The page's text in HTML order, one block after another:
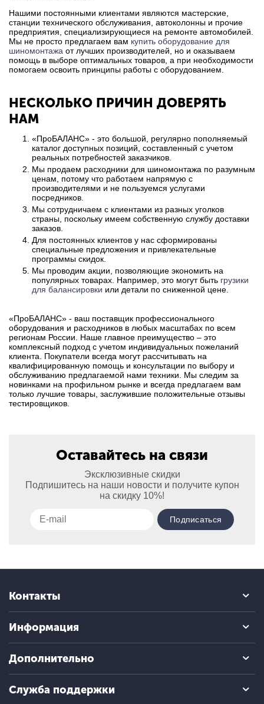
Нашими постоянными клиентами являются мастерские,
станции технического обслуживания, автоколонны и прочие
предприятия, специализирующиеся на ремонте автомобилей.
Мы не просто предлагаем вам купить оборудование для
шиномонтажа от лучших производителей, но и оказываем
помощь в выборе оптимальных товаров, а при необходимости
помогаем освоить принципы работы с оборудованием.
НЕСКОЛЬКО ПРИЧИН ДОВЕРЯТЬ
НАМ
«ПроБАЛАНС» - это большой, регулярно пополняемый
каталог доступных позиций, составленный с учетом
реальных потребностей заказчиков.
Мы продаем расходники для шиномонтажа по разумным
ценам, потому что работаем напрямую с
производителями и не пользуемся услугами
посредников.
Мы сотрудничаем с клиентами из разных уголков
страны, поскольку имеем собственную службу доставки
заказов.
Для постоянных клиентов у нас сформированы
специальные предложения и привлекательные
программы скидок.
Мы проводим акции, позволяющие экономить на
популярных товарах. Например, это могут быть грузики
для балансировки или детали по сниженной цене.
«ПроБАЛАНС» - ваш поставщик профессионального
оборудования и расходников в любых масштабах по всем
регионам России. Наше главное преимущество – это
комплексный подход с учетом индивидуальных пожеланий
клиента. Покупатели всегда могут рассчитывать на
квалифицированную помощь и консультации по выбору и
обслуживанию предлагаемой нами техники. Мы следим за
новинками на профильном рынке и всегда предлагаем вам
только лучшие товары, заслужившие положительные отзывы
тестировщиков.
Оставайтесь на связи
Эксклюзивные скидки
Подпишитесь на наши новости и получите купон
на скидку 10%!
Подписаться
Контакты
Информация
Дополнительно
Служба поддержки